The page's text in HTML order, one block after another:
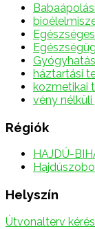
háztartási
kozmetikai
vény
Régiók
HAJDÚ-
Helyszín
Útvonalterv